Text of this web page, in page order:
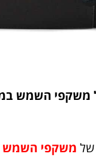
משקפי השמש
של משקפי השמש